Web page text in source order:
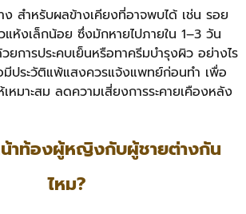
สำหรับผลข้างเคียงที่อาจพบได้ เช่น รอย
ห้งเล็กน้อย ซึ่งมักหายไปภายใน 1–3 วัน
ยการประคบเย็นหรือทาครีมบำรุงผิว อย่างไร
ประวัติแพ้แสงควรแจ้งแพทย์ก่อนทำ เพื่อ
หมาะสม ลดความเสี่ยงการระคายเคืองหลัง
น้าท้องผู้หญิงกับผู้ชายต่างกัน
ไหม?